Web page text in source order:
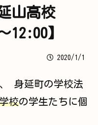
山高校
12:00】
2020/1/1
身延町の学校法
校の学生たちに個